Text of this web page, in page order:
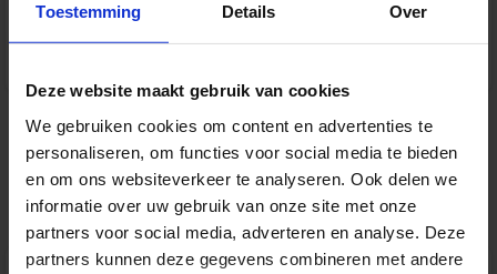
Toestemming Details Over
Deze website maakt gebruik van cookies
We gebruiken cookies om content en advertenties te
personaliseren, om functies voor social media te bieden
en om ons websiteverkeer te analyseren. Ook delen we
informatie over uw gebruik van onze site met onze
partners voor social media, adverteren en analyse. Deze
partners kunnen deze gegevens combineren met andere
Deze vacature is niet actief /
verlopen.
Solliciteer nu